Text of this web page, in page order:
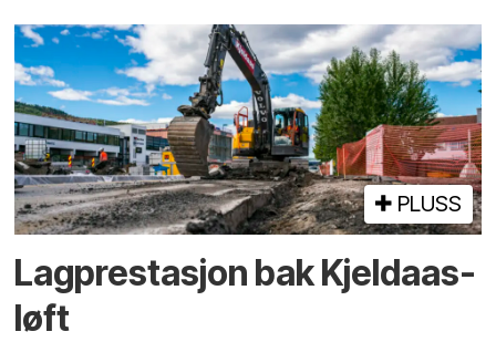
PLUSS
Lagprestasjon bak Kjeldaas-
løft